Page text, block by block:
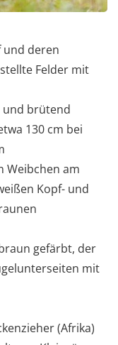
und deren
Felder mit
und brütend
130 cm bei
Weibchen am
Kopf- und
gefärbt, der
mit
(Afrika)